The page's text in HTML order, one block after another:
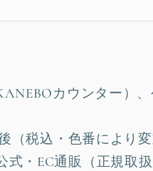
カウンター）
（税込・色番により変
・EC通販（正規取扱